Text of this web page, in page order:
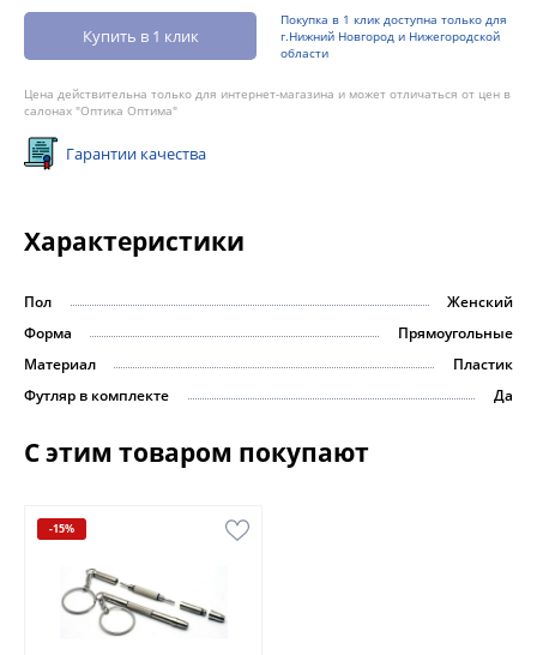
Купить в 1 клик
Покупка в 1 клик доступна только для
г.Нижний Новгород и Нижегородской
области
Цена действительна только для интернет-магазина и может отличаться от цен в
салонах "Оптика Оптима"
Гарантии качества
Характеристики
Пол
Женский
Форма
Прямоугольные
Материал
Пластик
Футляр в комплекте
Да
С этим товаром покупают
-15%